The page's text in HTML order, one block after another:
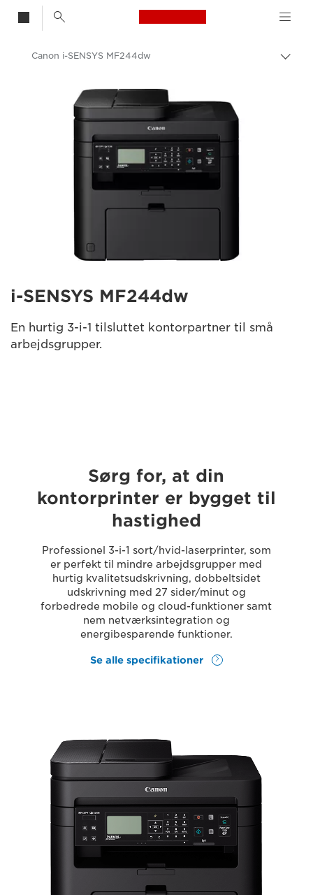
Canon Logo, back
Skift
Canon i-SENSYS MF244dw
i-SENSYS MF244dw
En hurtig 3-i-1 tilsluttet kontorpartner til små
arbejdsgrupper.
Sørg for, at din
kontorprinter er bygget til
hastighed
Professionel 3-i-1 sort/hvid-laserprinter, som
er perfekt til mindre arbejdsgrupper med
hurtig kvalitetsudskrivning, dobbeltsidet
udskrivning med 27 sider/minut og
forbedrede mobile og cloud-funktioner samt
nem netværksintegration og
energibesparende funktioner.
Se alle specifikationer